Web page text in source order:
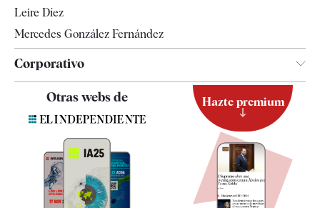
Leire Díez
Mercedes González Fernández
Corporativo
Contacto
Quiénes somos
Especificaciones
Otras webs de Hazte premium